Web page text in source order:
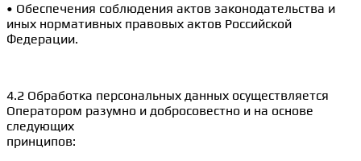
• Обеспечения соблюдения актов законодательства и
иных нормативных правовых актов Российской
Федерации.
4.2 Обработка персональных данных осуществляется
Оператором разумно и добросовестно и на основе
следующих
принципов: